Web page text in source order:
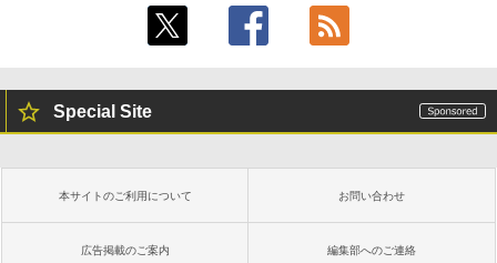
Special Site
本サイトのご利用について お問い合わせ
広告掲載のご案内 編集部へのご連絡